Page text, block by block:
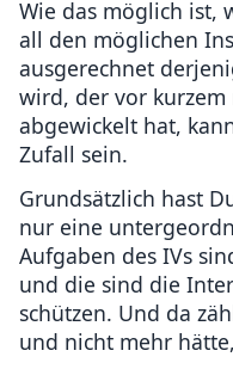
Wie das möglich ist,
all den möglichen
ausgerechnet
wird, der vor kurzem
abgewickelt hat,
Zufall sein.
Grundsätzlich hast
nur eine
Aufgaben des IVs
und die sind die
schützen. Und da
und nicht mehr